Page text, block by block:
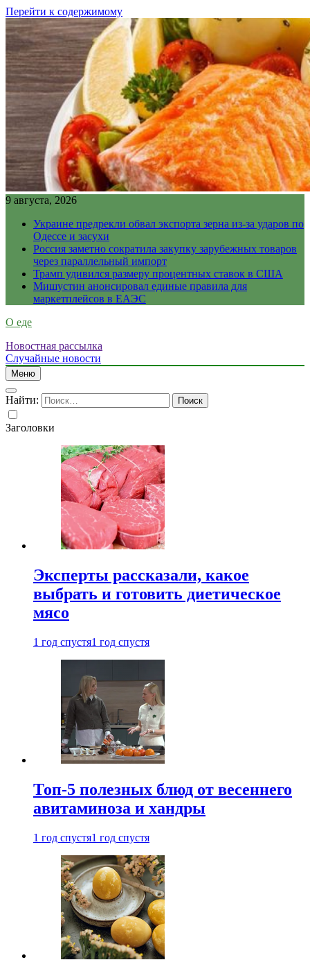
Перейти к содержимому
9 августа, 2026
Украине предрекли обвал экспорта зерна из-за ударов по
Одессе и засухи
Россия заметно сократила закупку зарубежных товаров
через параллельный импорт
Трамп удивился размеру процентных ставок в США
Мишустин анонсировал единые правила для
маркетплейсов в ЕАЭС
О еде
Новостная рассылка
Случайные новости
Меню
Найти:
Заголовки
Эксперты рассказали, какое
выбрать и готовить диетическое
мясо
1 год спустя1 год спустя
Топ-5 полезных блюд от весеннего
авитаминоза и хандры
1 год спустя1 год спустя